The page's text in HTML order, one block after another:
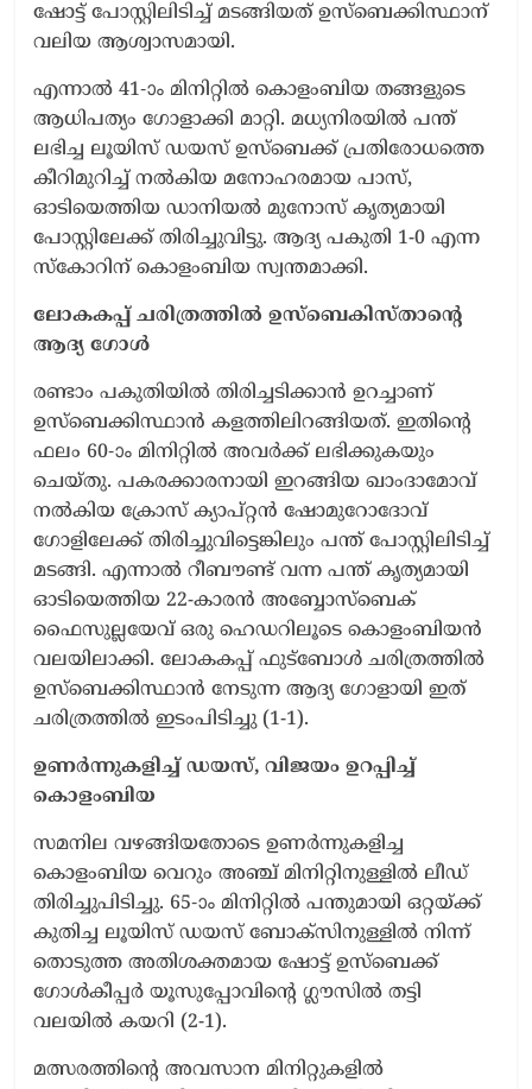
ഷോട്ട് പോസ്റ്റിലിടിച്ച് മടങ്ങിയത് ഉസ്ബെക്കിസ്ഥാന്
വലിയ ആശ്വാസമായി.
എന്നാൽ 41-ാം മിനിറ്റിൽ കൊളംബിയ തങ്ങളുടെ
ആധിപത്യം ഗോളാക്കി മാറ്റി. മധ്യനിരയിൽ പന്ത്
ലഭിച്ച ലൂയിസ് ഡയസ് ഉസ്ബെക്ക് പ്രതിരോധത്തെ
കീറിമുറിച്ച് നൽകിയ മനോഹരമായ പാസ്,
ഓടിയെത്തിയ ഡാനിയൽ മുനോസ് കൃത്യമായി
പോസ്റ്റിലേക്ക് തിരിച്ചുവിട്ടു. ആദ്യ പകുതി 1-0 എന്ന
സ്കോറിന് കൊളംബിയ സ്വന്തമാക്കി.
ലോകകപ്പ് ചരിത്രത്തിൽ ഉസ്ബെകിസ്താന്‍റെ
ആദ്യ ഗോൾ
രണ്ടാം പകുതിയിൽ തിരിച്ചടിക്കാൻ ഉറച്ചാണ്
ഉസ്ബെക്കിസ്ഥാൻ കളത്തിലിറങ്ങിയത്. ഇതിന്റെ
ഫലം 60-ാം മിനിറ്റിൽ അവർക്ക് ലഭിക്കുകയും
ചെയ്തു. പകരക്കാരനായി ഇറങ്ങിയ ഖാംദാമോവ്
നൽകിയ ക്രോസ് ക്യാപ്റ്റൻ ഷോമുറോദോവ്
ഗോളിലേക്ക് തിരിച്ചുവിട്ടെങ്കിലും പന്ത് പോസ്റ്റിലിടിച്ച്
മടങ്ങി. എന്നാൽ റീബൗണ്ട് വന്ന പന്ത് കൃത്യമായി
ഓടിയെത്തിയ 22-കാരൻ അബ്ബോസ്ബെക്
ഫൈസുല്ലയേവ് ഒരു ഹെഡറിലൂടെ കൊളംബിയൻ
വലയിലാക്കി. ലോകകപ്പ് ഫുട്ബോൾ ചരിത്രത്തിൽ
ഉസ്ബെക്കിസ്ഥാൻ നേടുന്ന ആദ്യ ഗോളായി ഇത്
ചരിത്രത്തിൽ ഇടംപിടിച്ചു (1-1).
ഉണർന്നുകളിച്ച് ഡയസ്, വിജയം ഉറപ്പിച്ച്
കൊളംബിയ
സമനില വഴങ്ങിയതോടെ ഉണർന്നുകളിച്ച
കൊളംബിയ വെറും അഞ്ച് മിനിറ്റിനുള്ളിൽ ലീഡ്
തിരിച്ചുപിടിച്ചു. 65-ാം മിനിറ്റിൽ പന്തുമായി ഒറ്റയ്ക്ക്
കുതിച്ച ലൂയിസ് ഡയസ് ബോക്സിനുള്ളിൽ നിന്ന്
തൊടുത്ത അതിശക്തമായ ഷോട്ട് ഉസ്ബെക്ക്
ഗോൾകീപ്പർ യൂസുപ്പോവിന്റെ ഗ്ലൗസിൽ തട്ടി
വലയിൽ കയറി (2-1).
മത്സരത്തിന്റെ അവസാന മിനിറ്റുകളിൽ